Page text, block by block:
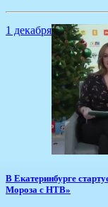
1 декабря
​В Екатеринбурге
Мороза с НТВ»